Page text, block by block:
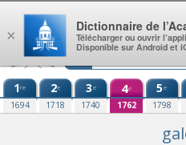
Aller au contenu
1re
1694
2e
1718
3e
1740
4e
1762
5e
1798
×
Dictionnaire de
Télécharger ou ouvrir
Disponible sur Android et